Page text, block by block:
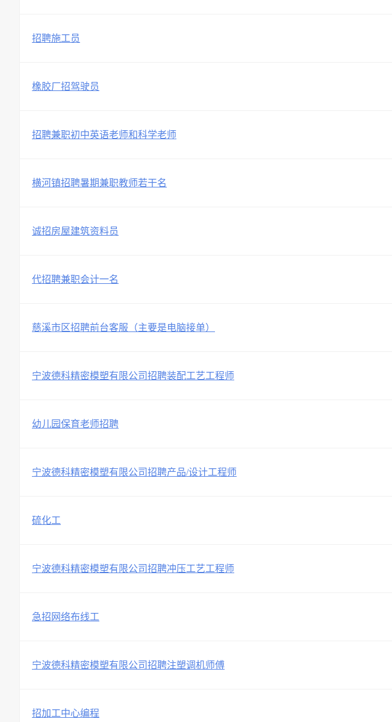
招聘施工员
橡胶厂招驾驶员
招聘兼职初中英语老师和科学老师
横河镇招聘暑期兼职教师若干名
诚招房屋建筑资料员
代招聘兼职会计一名
慈溪市区招聘前台客服（主要是电脑接单）
宁波德科精密模塑有限公司招聘装配工艺工程师
幼儿园保育老师招聘
宁波德科精密模塑有限公司招聘产品/设计工程师
硫化工
宁波德科精密模塑有限公司招聘冲压工艺工程师
急招网络布线工
宁波德科精密模塑有限公司招聘注塑调机师傅
招加工中心编程